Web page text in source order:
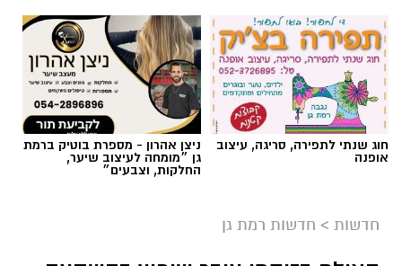
צילום: כבאות והצלה לישראל
לפנות בוקר (שישי) בשלושה מוקדים סמוכים בעיר,
חוג שנתי לתפירה, סריגה, עיצוב
אופנה
ניצן אהרון - מספרת בוטיק ברמת
גן ״מומחה לעיצוב שיער,
החלקות, וצבעים״
חדשות > חדשות רמת גן